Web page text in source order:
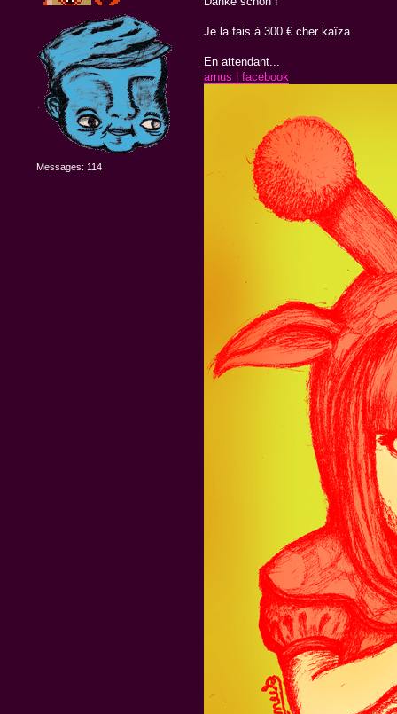
Messages: 114
Je la fais à 300 € cher kaïza
En attendant...
arnus | facebook